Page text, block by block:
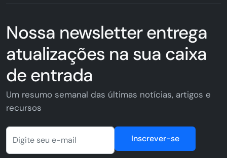
Nossa newsletter entrega
atualizações na sua caixa
de entrada
Um resumo semanal das últimas notícias, artigos e
recursos
Inscrever-se